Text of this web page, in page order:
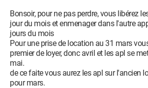
Bonsoir, pour ne pas perdre, vous libérez
jour du mois et enmenager dans l'autre
jours du mois
Pour une prise de location au 31 mars
premier de loyer, donc avril et les apl se
mai.
de ce faite vous aurez les apl sur l'ancien
pour mars.